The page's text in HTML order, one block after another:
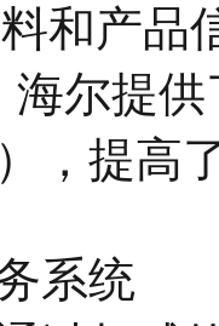
和产品
尔提
，提高
系统